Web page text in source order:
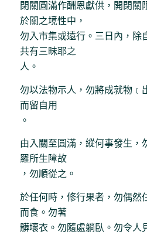
閉關圓滿作酬恩獻供，開閉關
於關之境性中，
勿入市集或遠行。三日內，除
共有三昧耶之
人。
勿以法物示人，勿將成就物﹝
而留自用
。
由入關至圓滿，縱何事發生，
羅所生障故
，勿順從之。
於任何時，修行果者，勿偶然
而食。勿著
髒壞衣。勿隨處躺臥。勿令人